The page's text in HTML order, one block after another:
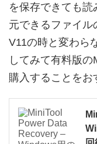
を保存できても
元できるファイル
V11の時と変わら
してみて有料版
購入することをお